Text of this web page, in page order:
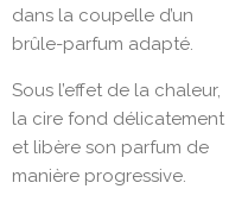
dans la coupelle d’un
brûle-parfum adapté.
Sous l’effet de la chaleur,
la cire fond délicatement
et libère son parfum de
manière progressive.